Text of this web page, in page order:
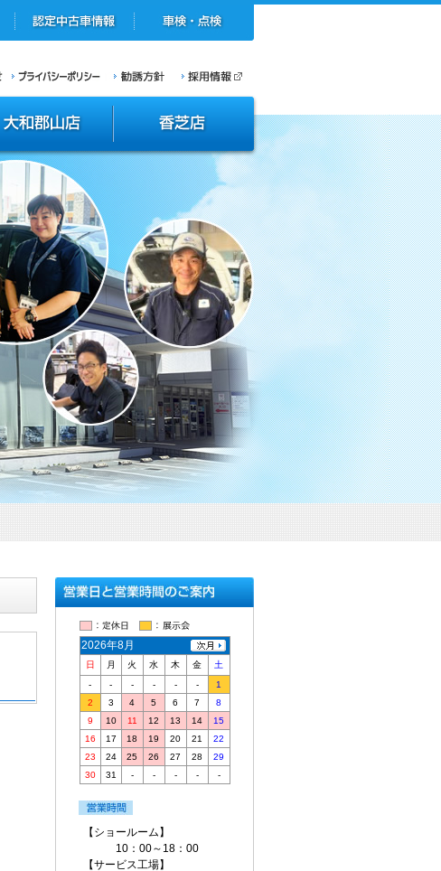
【ショールーム】
10：00～18：00
【サービス工場】